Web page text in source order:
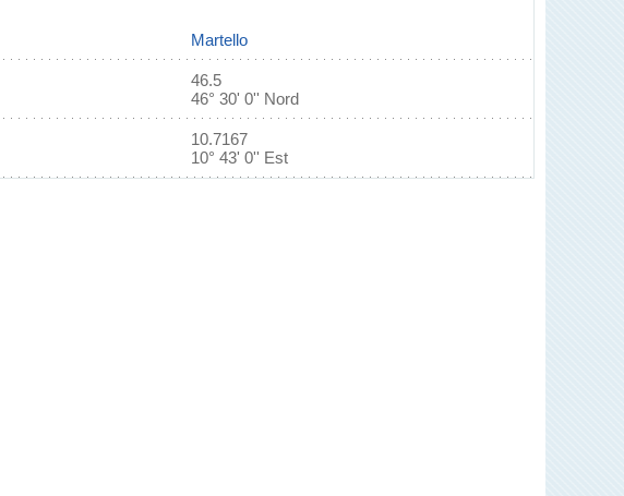
Martello
46.5
46° 30' 0'' Nord
10.7167
10° 43' 0'' Est